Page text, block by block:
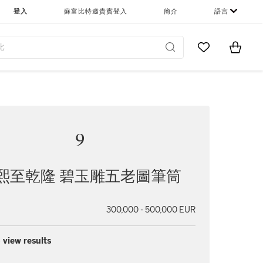
登入 蘇富比特邀貴賓登入 簡介 語言
Go to MyItems
9
至乾隆 碧玉雕五老圖筆筒
300,000 - 500,000 EUR
view results